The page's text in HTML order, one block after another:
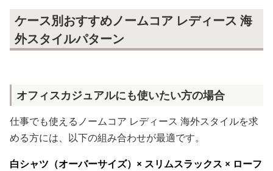
ケース別おすすめノームコア レディース 海
外スタイルパターン
オフィスカジュアルにも使いたい方の場合
仕事でも使えるノームコア レディース 海外スタイルを求
める方には、以下の組み合わせが最適です。
白シャツ（オーバーサイズ）× スリムスラックス × ローフ